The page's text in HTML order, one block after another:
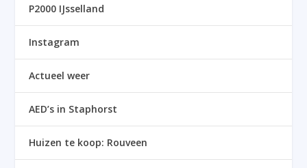
P2000 IJsselland
Instagram
Actueel weer
AED’s in Staphorst
Huizen te koop: Rouveen